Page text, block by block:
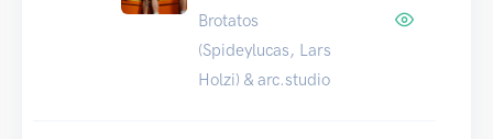
Brotatos
(Spideylucas, Lars
Holzi) & arc.studio